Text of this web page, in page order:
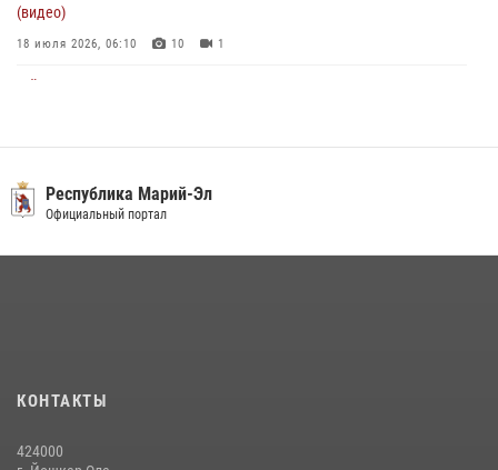
(видео)
18 июля 2026, 06:10 10 1
В Марий Эл сотрудники Росгвардии присоединились к масштабной
донорской акции (видео)
Росгвардейцы в Республике Марий Эл приняли участие в
08 июля 2026, 13:48
Республика Марий-Эл
Официальный портал
КОНТАКТЫ
424000